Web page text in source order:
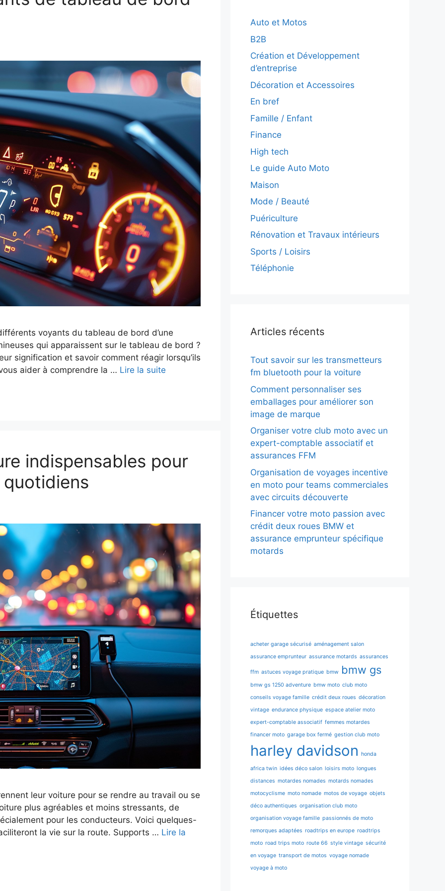
voyants du tableau de bord d’une
qui apparaissent sur le tableau de bord ?
signification et savoir comment réagir lorsqu’ils
aider à comprendre la … Lire la suite
indispensables pour
leur voiture pour se rendre au travail ou se
plus agréables et moins stressants, de
pour les conducteurs. Voici quelques-
la vie sur la route. Supports … Lire la
Auto et Motos
B2B
Création et Développement
d’entreprise
Décoration et Accessoires
En bref
Famille / Enfant
Finance
High tech
Le guide Auto Moto
Maison
Mode / Beauté
Puériculture
Rénovation et Travaux intérieurs
Sports / Loisirs
Téléphonie
Articles récents
Tout savoir sur les transmetteurs
fm bluetooth pour la voiture
Comment personnaliser ses
emballages pour améliorer son
image de marque
Organiser votre club moto avec un
expert-comptable associatif et
assurances FFM
Organisation de voyages incentive
en moto pour teams commerciales
avec circuits découverte
Financer votre moto passion avec
crédit deux roues BMW et
assurance emprunteur spécifique
motards
Étiquettes
acheter garage sécurisé aménagement salon
assurance emprunteur assurance motards assurances
ffm astuces voyage pratique bmw bmw gs
bmw gs 1250 adventure bmw moto club moto
conseils voyage famille crédit deux roues décoration
vintage endurance physique espace atelier moto
expert-comptable associatif femmes motardes
financer moto garage box fermé gestion club moto
harley davidson honda
africa twin idées déco salon loisirs moto longues
distances motardes nomades motards nomades
motocyclisme moto nomade motos de voyage objets
déco authentiques organisation club moto
organisation voyage famille passionnés de moto
remorques adaptées roadtrips en europe roadtrips
moto road trips moto route 66 style vintage sécurité
en voyage transport de motos voyage nomade
voyage à moto